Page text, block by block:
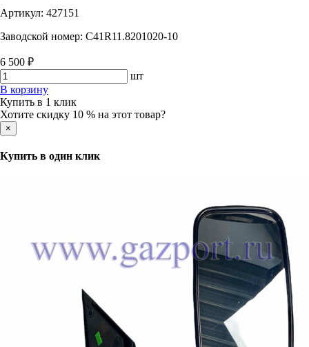
Артикул: 427151
Заводской номер: С41R11.8201020-10
6 500 ₽
шт
В корзину
Купить в 1 клик
Хотите скидку 10 % на этот товар?
×
Купить в один клик